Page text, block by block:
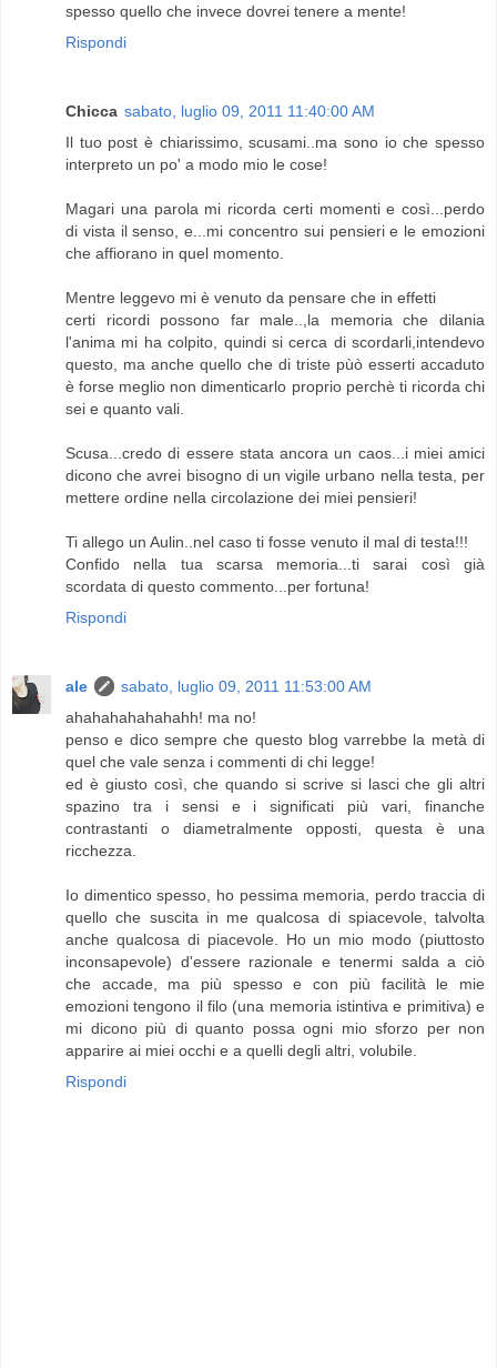
spesso quello che invece dovrei tenere a mente!
Rispondi
Chicca sabato, luglio 09, 2011 11:40:00 AM
Il tuo post è chiarissimo, scusami..ma sono io che spesso
interpreto un po' a modo mio le cose!
Magari una parola mi ricorda certi momenti e così...perdo
di vista il senso, e...mi concentro sui pensieri e le emozioni
che affiorano in quel momento.
Mentre leggevo mi è venuto da pensare che in effetti
certi ricordi possono far male..,la memoria che dilania
l'anima mi ha colpito, quindi si cerca di scordarli,intendevo
questo, ma anche quello che di triste pùò esserti accaduto
è forse meglio non dimenticarlo proprio perchè ti ricorda chi
sei e quanto vali.
Scusa...credo di essere stata ancora un caos...i miei amici
dicono che avrei bisogno di un vigile urbano nella testa, per
mettere ordine nella circolazione dei miei pensieri!
Ti allego un Aulin..nel caso ti fosse venuto il mal di testa!!!
Confido nella tua scarsa memoria...ti sarai così già
scordata di questo commento...per fortuna!
Rispondi
ale
sabato, luglio 09, 2011 11:53:00 AM
ahahahahahahahh! ma no!
penso e dico sempre che questo blog varrebbe la metà di
quel che vale senza i commenti di chi legge!
ed è giusto così, che quando si scrive si lasci che gli altri
spazino tra i sensi e i significati più vari, finanche
contrastanti o diametralmente opposti, questa è una
ricchezza.
Io dimentico spesso, ho pessima memoria, perdo traccia di
quello che suscita in me qualcosa di spiacevole, talvolta
anche qualcosa di piacevole. Ho un mio modo (piuttosto
inconsapevole) d'essere razionale e tenermi salda a ciò
che accade, ma più spesso e con più facilità le mie
emozioni tengono il filo (una memoria istintiva e primitiva) e
mi dicono più di quanto possa ogni mio sforzo per non
apparire ai miei occhi e a quelli degli altri, volubile.
Rispondi